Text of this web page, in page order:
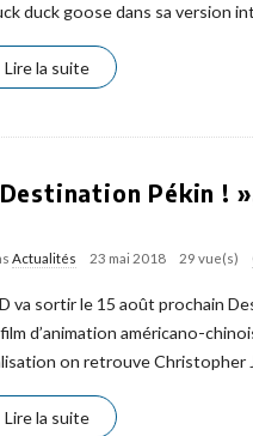
duck goose dans sa version
Lire la suite
Pékin !
Actualités 23 mai 2018 29 vue(s)
va sortir le 15 août prochain
d’animation américano-
on retrouve Christopher
Lire la suite